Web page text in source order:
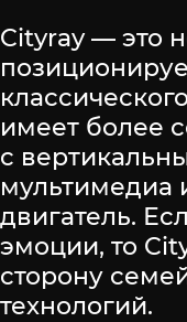
Cityray — это
имеет более
с
мультимедиа
двигатель.
эмоции, то
сторону
технологий.